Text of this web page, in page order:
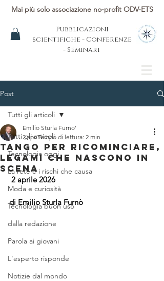
Mai più solo associazione no-profit ODV-ETS
Pubblicazioni
scientifiche - Conferenze
- Seminari
Post
Tutti gli articoli
Tecnologia oggi
La rete e i rischi che causa
Moda e curiosità
Tecnologia buon uso
dalla redazione
Parola ai giovani
L'esperto risponde
Notizie dal mondo
Tutti gli articoli
TANGO PER RICOMINCIARE,
LEGAMI CHE NASCONO IN
SCENA
Emilio Sturla Furno'
2 apr Tempo di lettura: 2 min
2 aprile 2026
di Emilio Sturla Furnò